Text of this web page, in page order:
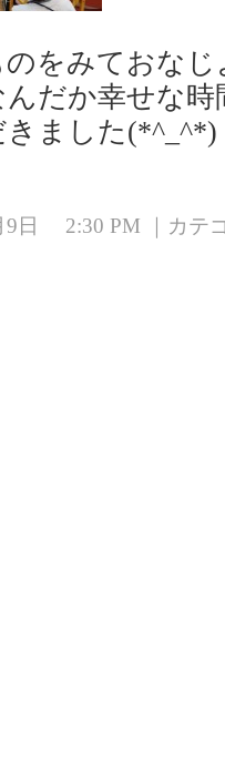
をみておな
だか幸せな時
ました(*^_^*)
9日 2:30 PM ｜カテ